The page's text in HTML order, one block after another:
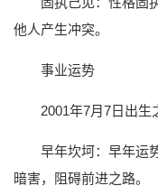
他人产生冲突。
事业运势
2001年7月7日出生
早年坎坷：早年运
暗害，阻碍前进之路。